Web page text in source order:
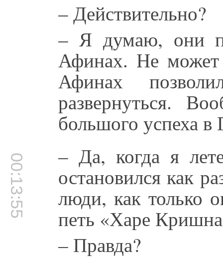
– Действительно?
– Я думаю, они
Афинах. Не
Афинах
развернуться.
большого успеха в
00:13:55 – Да, когда я
остановился как
люди, как только
петь «Харе
– Правда?